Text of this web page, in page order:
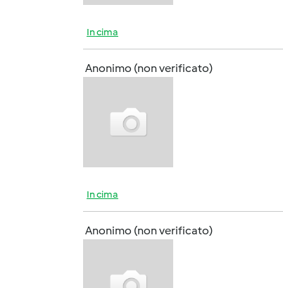
In cima
Anonimo (non verificato)
In cima
Anonimo (non verificato)